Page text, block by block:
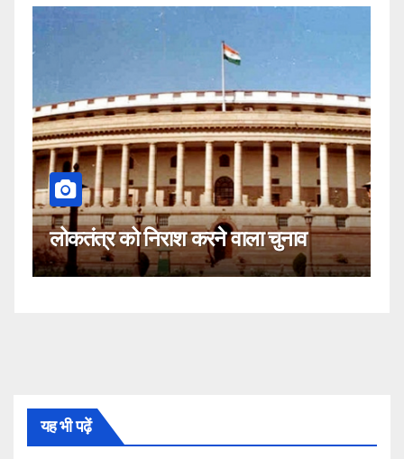
चुनाव
कहीं यह सीजेआई के खिलाफ साजिश
नहीं!
यह भी पढ़ें